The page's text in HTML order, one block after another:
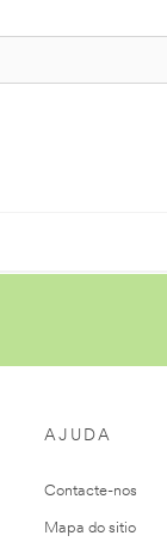
AJUDA
Contacte-nos
Mapa do sitio